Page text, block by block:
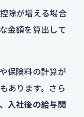
除が増える場合
金額を算出して
保険料の計算が
あります。さら
入社後の給与関